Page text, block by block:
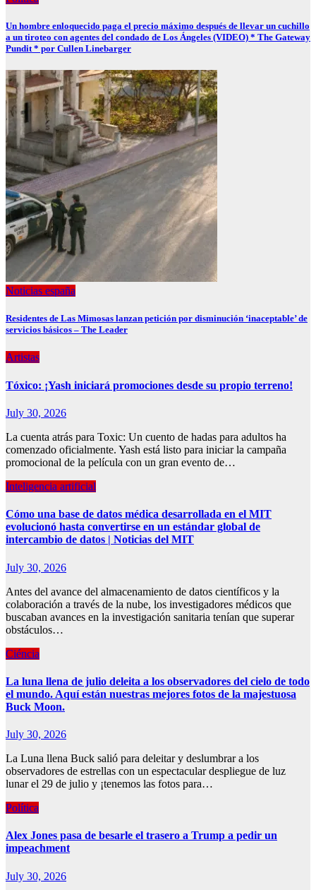
Un hombre enloquecido paga el precio máximo después de llevar un cuchillo
a un tiroteo con agentes del condado de Los Ángeles (VIDEO) * The Gateway
Pundit * por Cullen Linebarger
Noticias españa
Residentes de Las Mimosas lanzan petición por disminución ‘inaceptable’ de
servicios básicos – The Leader
Artistas
Tóxico: ¡Yash iniciará promociones desde su propio terreno!
July 30, 2026
La cuenta atrás para Toxic: Un cuento de hadas para adultos ha
comenzado oficialmente. Yash está listo para iniciar la campaña
promocional de la película con un gran evento de…
Inteligencia artificial
Cómo una base de datos médica desarrollada en el MIT
evolucionó hasta convertirse en un estándar global de
intercambio de datos | Noticias del MIT
July 30, 2026
Antes del avance del almacenamiento de datos científicos y la
colaboración a través de la nube, los investigadores médicos que
buscaban avances en la investigación sanitaria tenían que superar
obstáculos…
Ciéncia
La luna llena de julio deleita a los observadores del cielo de todo
el mundo. Aquí están nuestras mejores fotos de la majestuosa
Buck Moon.
July 30, 2026
La Luna llena Buck salió para deleitar y deslumbrar a los
observadores de estrellas con un espectacular despliegue de luz
lunar el 29 de julio y ¡tenemos las fotos para…
Política
Alex Jones pasa de besarle el trasero a Trump a pedir un
impeachment
July 30, 2026